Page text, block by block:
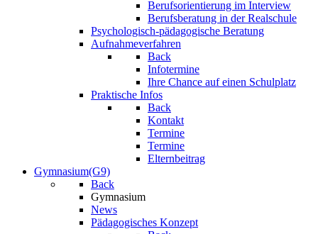
Berufsorientierung im Interview
Berufsberatung in der Realschule
Psychologisch-pädagogische Beratung
Aufnahmeverfahren
Back
Infotermine
Ihre Chance auf einen Schulplatz
Praktische Infos
Back
Kontakt
Termine
Termine
Elternbeitrag
Gymnasium(G9)
Back
Gymnasium
News
Pädagogisches Konzept